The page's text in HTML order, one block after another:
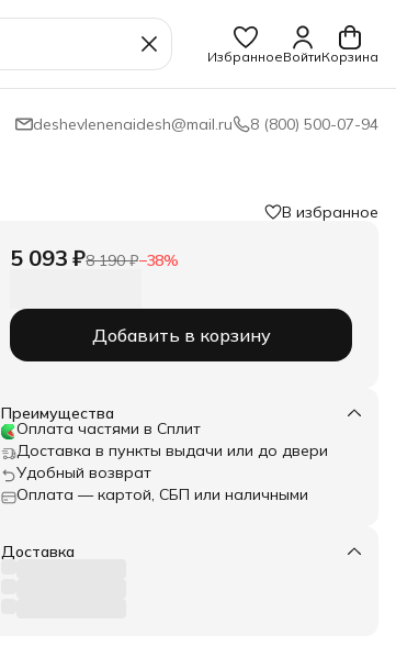
ИзбранноеВойтиКорзина
deshevlenenaidesh@mail.ru 8 (800) 500-07-94
В избранное
5 093 ₽8 190 ₽−38%
Добавить в корзину
Преимущества
Оплата частями в Сплит
Доставка в пункты выдачи или до двери
Удобный возврат
Оплата — картой, СБП или наличными
Доставка